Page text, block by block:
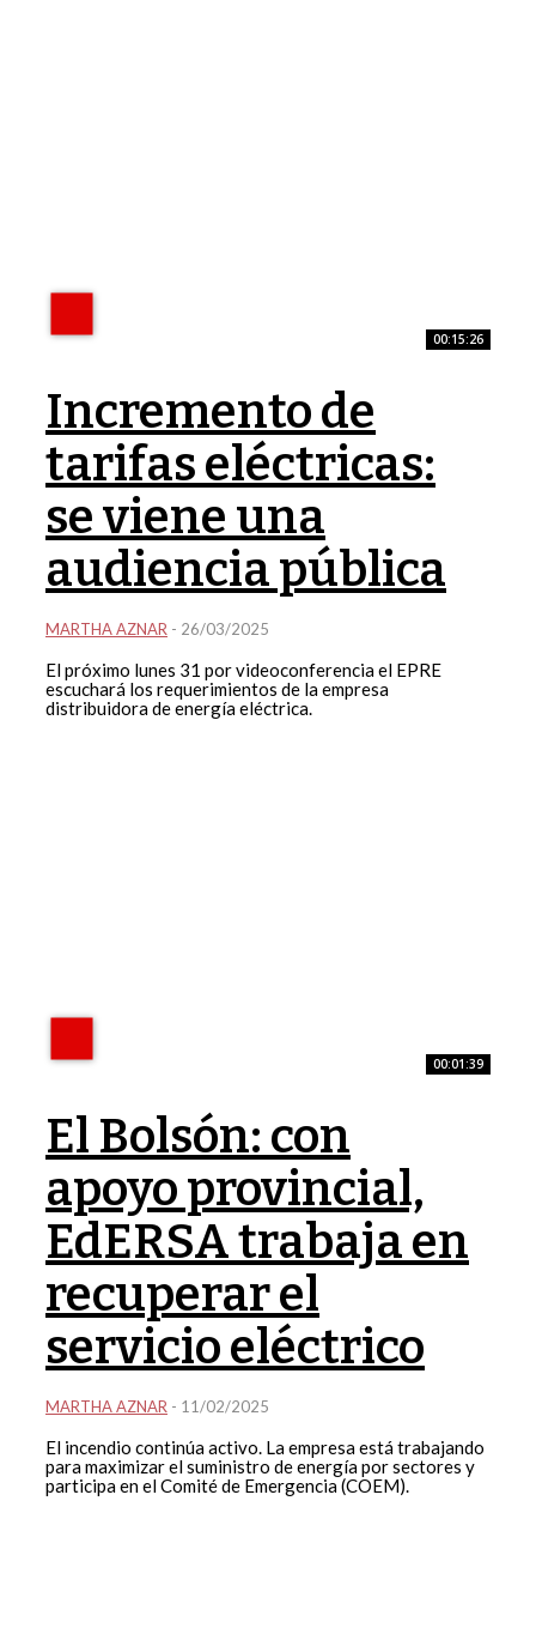
00:15:26
Incremento de
tarifas eléctricas:
se viene una
audiencia pública
MARTHA AZNAR - 26/03/2025
El próximo lunes 31 por videoconferencia el EPRE
escuchará los requerimientos de la empresa
distribuidora de energía eléctrica.
00:01:39
El Bolsón: con
apoyo provincial,
EdERSA trabaja en
recuperar el
servicio eléctrico
MARTHA AZNAR - 11/02/2025
El incendio continúa activo. La empresa está trabajando
para maximizar el suministro de energía por sectores y
participa en el Comité de Emergencia (COEM).